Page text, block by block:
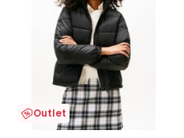
Outlet